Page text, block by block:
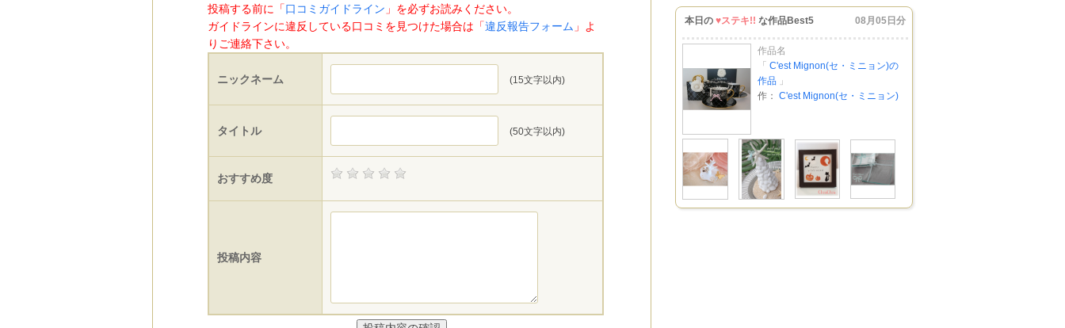
投稿する前に「口コミガイドライン 」を必ずお読みください。
ガイドラインに違反している口コミを見つけた場合は「違反報告フォーム 」よ
りご連絡下さい。
ニックネーム (15文字以内)
タイトル (50文字以内)
おすすめ度
投稿内容
本日の ♥ステキ!! な作品Best5 08月05日分
作品名
「 C'est Mignon(セ・ミニョン)の
作品 」
作： C'est Mignon(セ・ミニョン)